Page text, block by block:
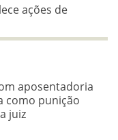
ações de
aposentadoria
como punição
juiz